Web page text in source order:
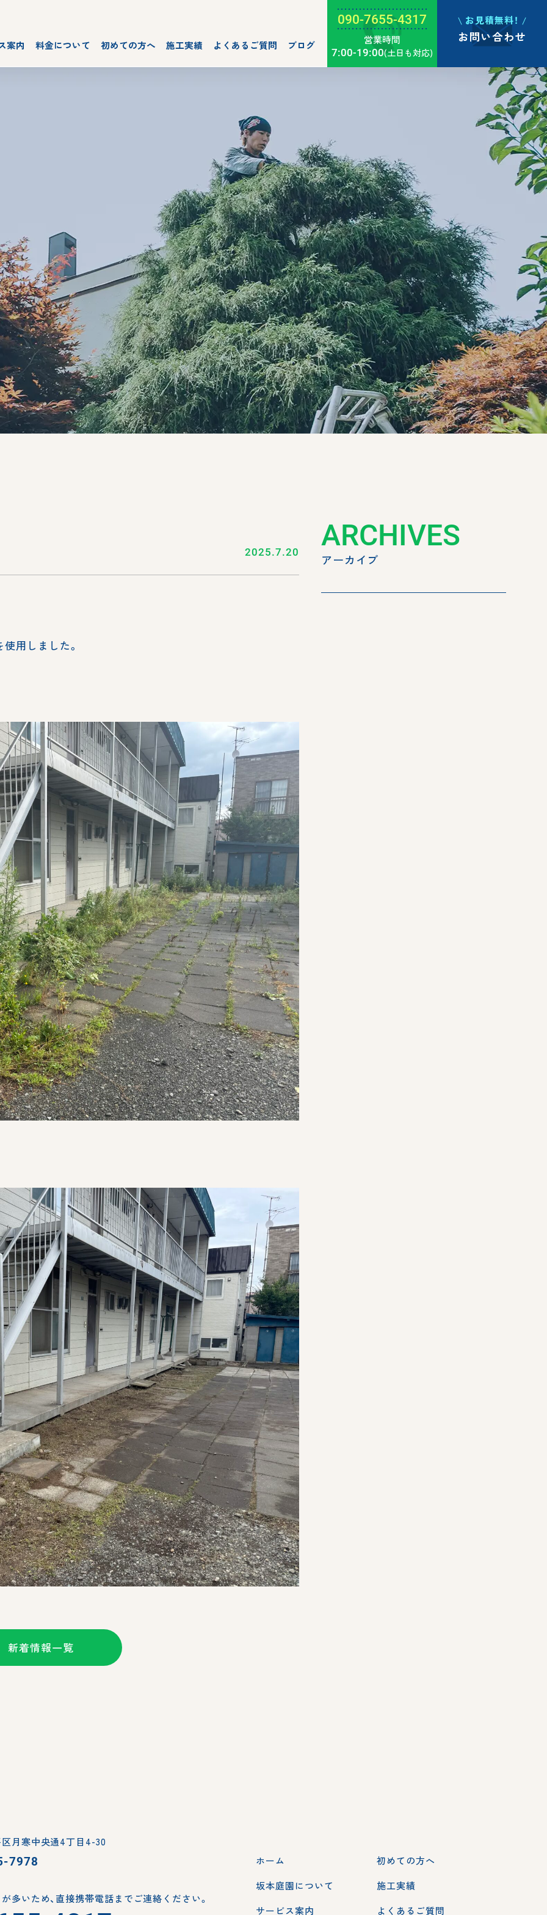
案内 料金について 初めての方へ 施工実績 よくあるご質問 ブログ
090-7655-4317
営業時間
7:00-19:00(土日も対応)
お見積無料！
お問い合わせ
2025.7.20
用しました。
新着情報一覧
ARCHIVES
アーカイブ
月寒中央通4丁目4-30
7978
多いため、 直接携帯電話までご連絡ください。
ホーム
坂本庭園について
サービス案内
初めての方へ
施工実績
よくあるご質問